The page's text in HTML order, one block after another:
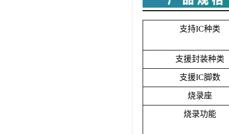
支持IC种类
支援封装种类
支援IC脚数
烧录座
烧录功能